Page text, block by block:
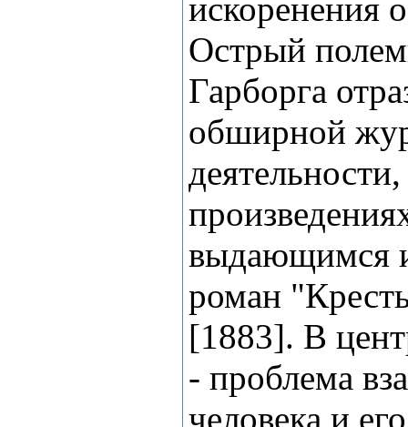
искоренения
Острый
Гарборга
обширной
выдающимся
роман
[1883]. В
- проблема
человека и